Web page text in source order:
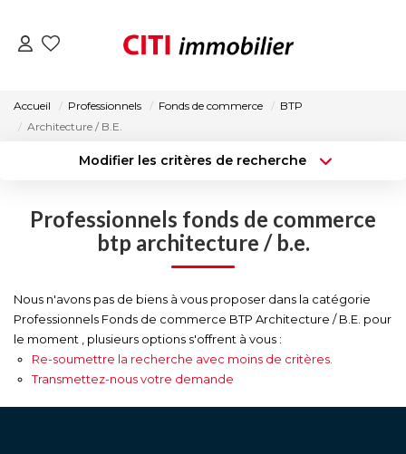
NOS AGENCES
ACTUALITÉS
CONTACT
Accueil Professionnels Fonds de commerce
BTP
Architecture / B.E.
Modifier les critères de recherche
Sélectionnez...
Type de bien
Surface min
Créer une alerte
Professionnels fonds de commerce
btp architecture / b.e.
Nous n'avons pas de biens à vous proposer dans la catégorie
Professionnels Fonds de commerce BTP Architecture / B.E. pour
le moment , plusieurs options s'offrent à vous :
Re-soumettre la recherche avec moins de critères.
Transmettez-nous votre demande